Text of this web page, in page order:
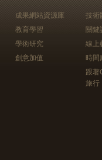
成果網站資源庫
教育學習
學術研究
創意加值
技術
關鍵
線上
時間
跟
旅行